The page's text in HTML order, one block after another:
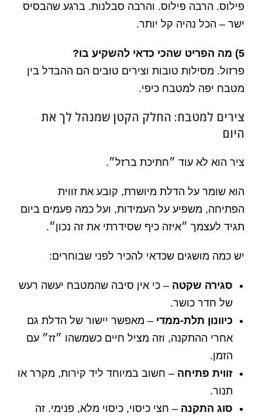
פילוס. הרבה פילוס. והרבה סבלנות. ברגע שהבסיס
ישר – הכל נהיה קל יותר.
5) מה הפריט שהכי כדאי להשקיע בו?
פרזול. מסילות טובות וצירים טובים הם ההבדל בין
מטבח יפה למטבח כיפי.
צירים למטבח: החלק הקטן שמנהל לך את
היום
ציר הוא לא עוד ״חתיכת ברזל״.
הוא שומר על הדלת מיושרת, קובע את זווית
הפתיחה, משפיע על העמידות, ועל כמה פעמים ביום
תגיד לעצמך ״איזה כיף שסידרתי את זה נכון״.
יש כמה מושגים שכדאי להכיר לפני שבוחרים:
סגירה שקטה – כי אין סיבה שהמטבח יעשה רעש
של חדר כושר.
כיוונון תלת-ממדי – מאפשר יישור של הדלת גם
אחרי ההתקנה, וזה מציל חיים כשמשהו ״זז״ עם
הזמן.
זווית פתיחה – חשוב במיוחד ליד קירות, מקרר או
תנור.
סוג התקנה – חצי כיסוי, כיסוי מלא, פנימי. זה